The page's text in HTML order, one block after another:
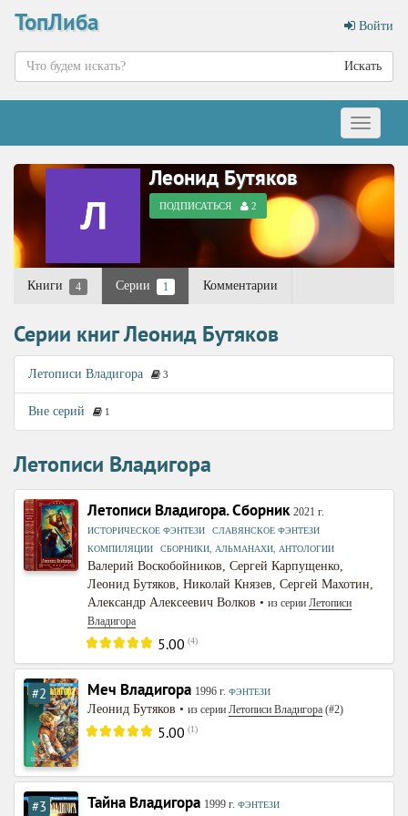
ТопЛиба Войти
Искать
Меню
Леонид Бутяков
ПОДПИСАТЬСЯ 2
Книги 4 Серии 1 Комментарии
Серии книг Леонид Бутяков
Летописи Владигора 3
Вне серий 1
Летописи Владигора
Летописи Владигора. Сборник 2021 г.
ИСТОРИЧЕСКОЕ ФЭНТЕЗИ СЛАВЯНСКОЕ ФЭНТЕЗИ
КОМПИЛЯЦИИ СБОРНИКИ, АЛЬМАНАХИ, АНТОЛОГИИ
Валерий Воскобойников, Сергей Карпущенко,
Леонид Бутяков, Николай Князев, Сергей Махотин,
Александр Алексеевич Волков • из серии Летописи
Владигора
5.00 (4)
#2 Меч Владигора 1996 г. ФЭНТЕЗИ
Леонид Бутяков • из серии Летописи Владигора (#2)
5.00 (1)
#3 Тайна Владигора 1999 г. ФЭНТЕЗИ